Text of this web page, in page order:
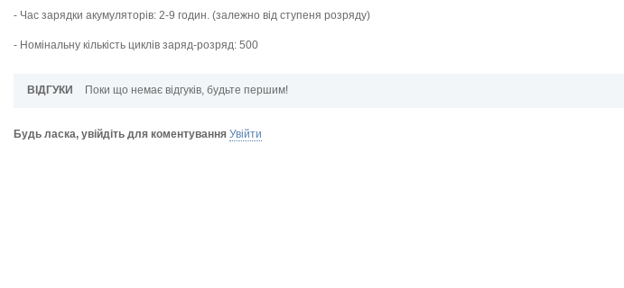
- Час зарядки акумуляторів: 2-9 годин. (залежно від ступеня розряду)
- Номінальну кількість циклів заряд-розряд: 500
ВІДГУКИ Поки що немає відгуків, будьте першим!
Будь ласка, увійдіть для коментування Увійти